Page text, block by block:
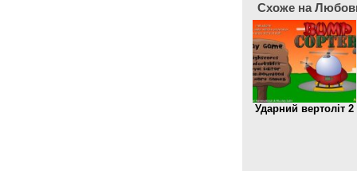
Схоже на
Ударний вертоліт 2